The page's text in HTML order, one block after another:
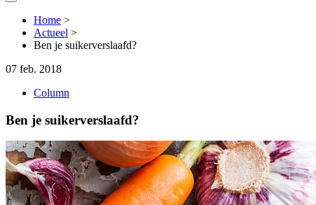
Home >
Actueel >
Ben je suikerverslaafd?
07 feb. 2018
Column
Ben je suikerverslaafd?